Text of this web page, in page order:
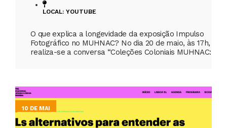
LOCAL: YOUTUBE
O que explica a longevidade da exposição Impulso
Fotográfico no MUHNAC? No dia 20 de maio, às 17h,
realiza-se a conversa “Coleções Coloniais MUHNAC:
10 DE MAI